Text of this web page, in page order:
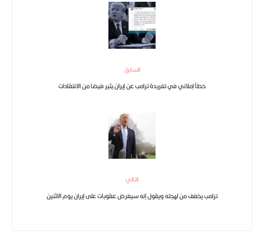
السابق
خطأ إملائي في تغريدة ترامب عن إيران يثير فيضا من الانتقادات
التالي
ترامب يخفف من لهجته ويقول إنه سيفرض عقوبات على إيران يوم الاثنين